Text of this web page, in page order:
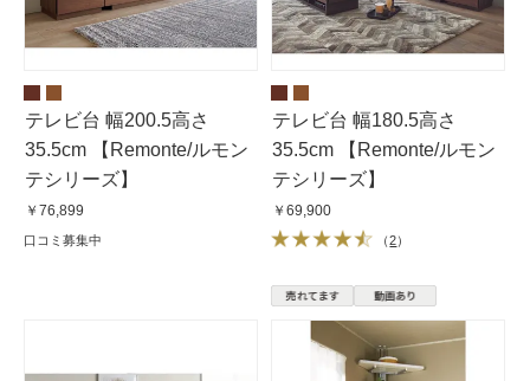
テレビ台 幅200.5高さ
35.5cm 【Remonte/ルモン
テシリーズ】
￥76,899
口コミ募集中
テレビ台 幅180.5高さ
35.5cm 【Remonte/ルモン
テシリーズ】
￥69,900
（2）